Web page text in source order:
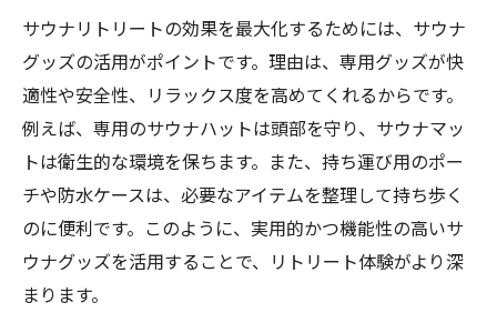
サウナリトリートの効果を最大化するためには、サウナ
グッズの活用がポイントです。理由は、専用グッズが快
適性や安全性、リラックス度を高めてくれるからです。
例えば、専用のサウナハットは頭部を守り、サウナマッ
トは衛生的な環境を保ちます。また、持ち運び用のポー
チや防水ケースは、必要なアイテムを整理して持ち歩く
のに便利です。このように、実用的かつ機能性の高いサ
ウナグッズを活用することで、リトリート体験がより深
まります。